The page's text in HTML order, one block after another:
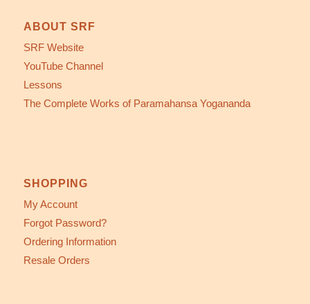
ABOUT SRF
SRF Website
YouTube Channel
Lessons
The Complete Works of Paramahansa Yogananda
SHOPPING
My Account
Forgot Password?
Ordering Information
Resale Orders